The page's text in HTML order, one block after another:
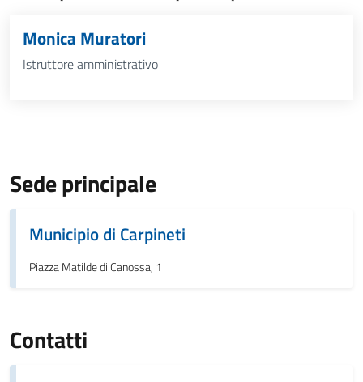
Monica Muratori
Istruttore amministrativo
Sede principale
Municipio di Carpineti
Piazza Matilde di Canossa, 1
Contatti